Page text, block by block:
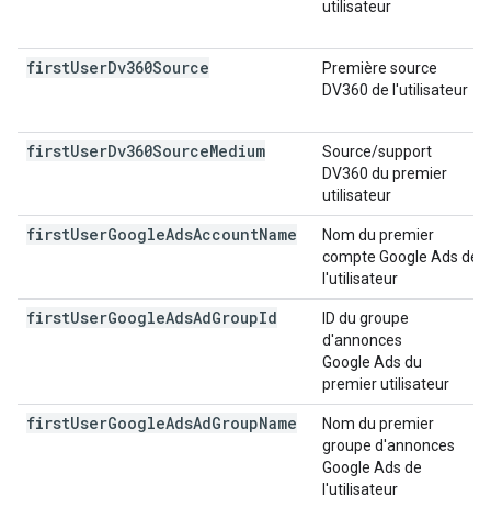
utilisateur
firstUserDv360Source
Première source
DV360 de l'utilisateur
firstUserDv360SourceMedium
Source/support
DV360 du premier
utilisateur
firstUserGoogleAdsAccountName
Nom du premier
compte Google Ads de
l'utilisateur
firstUserGoogleAdsAdGroupId
ID du groupe
d'annonces
Google Ads du
premier utilisateur
firstUserGoogleAdsAdGroupName
Nom du premier
groupe d'annonces
Google Ads de
l'utilisateur